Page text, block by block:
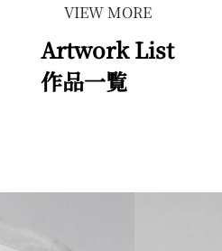
VIEW MORE
Artwork List
作品一覧